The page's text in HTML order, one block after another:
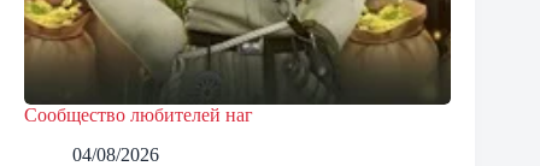
Сообщество любителей наг
04/08/2026